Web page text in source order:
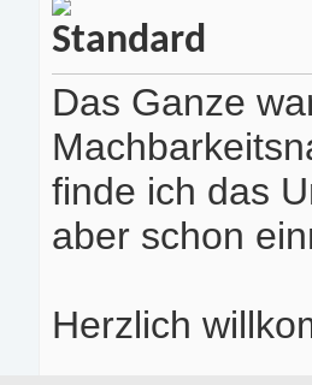
Das Ganze
finde ich das
aber schon
Herzlich